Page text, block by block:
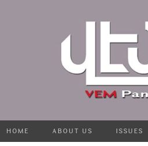
HOME ABOUT US ISSUES